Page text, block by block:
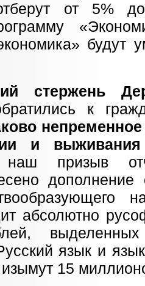
от 5%
будут
стержень
к
и
наш призыв
абсолютно
язык и
15